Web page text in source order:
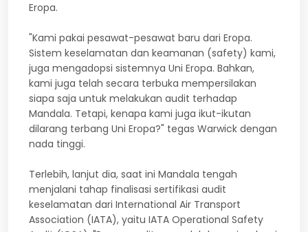
Eropa.
"Kami pakai pesawat-pesawat baru dari Eropa.
Sistem keselamatan dan keamanan (safety) kami,
juga mengadopsi sistemnya Uni Eropa. Bahkan,
kami juga telah secara terbuka mempersilakan
siapa saja untuk melakukan audit terhadap
Mandala. Tetapi, kenapa kami juga ikut-ikutan
dilarang terbang Uni Eropa?" tegas Warwick dengan
nada tinggi.
Terlebih, lanjut dia, saat ini Mandala tengah
menjalani tahap finalisasi sertifikasi audit
keselamatan dari International Air Transport
Association (IATA), yaitu IATA Operational Safety